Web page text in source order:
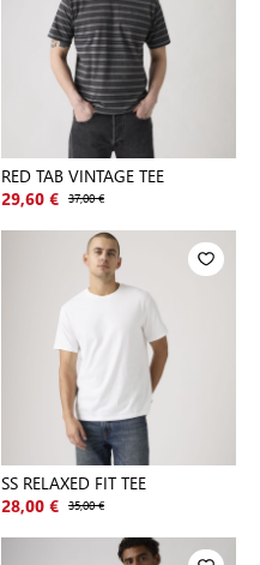
RED TAB VINTAGE TEE
29,60 € 37,00 €
SS RELAXED FIT TEE
28,00 € 35,00 €